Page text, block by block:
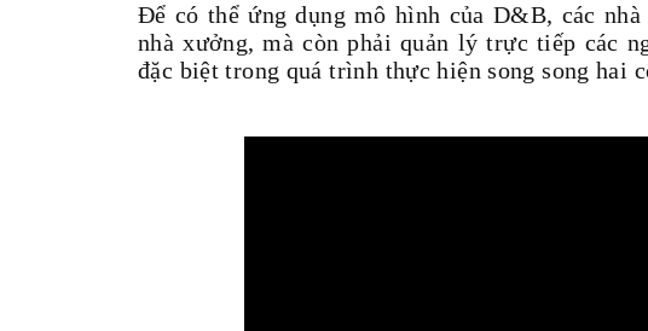
Để có thể ứng dụng mô hình của D&B, các
nhà xưởng, mà còn phải quản lý trực tiếp các
đặc biệt trong quá trình thực hiện song song hai